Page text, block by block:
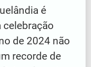
é
celebração
de 2024 não
recorde de